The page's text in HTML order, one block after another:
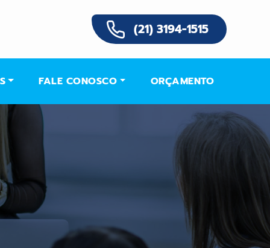
(21) 3194-1515
FALE CONOSCO ORÇAMENTO